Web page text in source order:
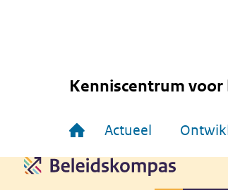
Kenniscentrum
Actueel